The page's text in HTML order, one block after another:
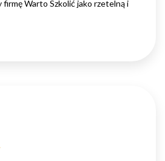
firmę Warto Szkolić jako rzetelną i